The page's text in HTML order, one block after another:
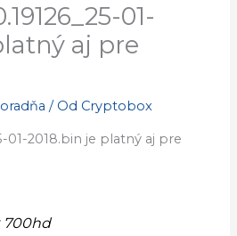
01-
aj pre
/ Od Cryptobox
01-2018.bin je platný aj pre
700hd